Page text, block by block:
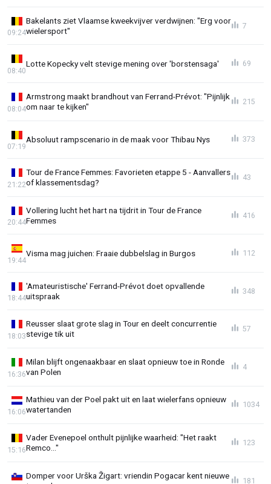
Bakelants ziet Vlaamse kweekvijver verdwijnen: "Erg voor
wielersport"
09:24
7
Lotte Kopecky velt stevige mening over 'borstensaga'
08:40
69
Armstrong maakt brandhout van Ferrand-Prévot: "Pijnlijk
om naar te kijken"
08:04
215
Absoluut rampscenario in de maak voor Thibau Nys
07:19
373
Tour de France Femmes: Favorieten etappe 5 - Aanvallers
of klassementsdag?
21:22
43
Vollering lucht het hart na tijdrit in Tour de France
Femmes
20:44
416
Visma mag juichen: Fraaie dubbelslag in Burgos
19:44
112
'Amateuristische' Ferrand-Prévot doet opvallende
uitspraak
18:44
348
Reusser slaat grote slag in Tour en deelt concurrentie
stevige tik uit
18:03
57
Milan blijft ongenaakbaar en slaat opnieuw toe in Ronde
van Polen
16:36
4
Mathieu van der Poel pakt uit en laat wielerfans opnieuw
watertanden
16:06
1034
Vader Evenepoel onthult pijnlijke waarheid: "Het raakt
Remco..."
15:16
123
Domper voor Urška Žigart: vriendin Pogacar kent nieuwe
181